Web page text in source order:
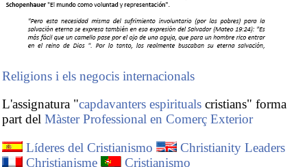
Religions i els negocis internacionals
L'assignatura "capdavanters espirituals cristians" forma
part del Màster Professional en Comerç Exterior
Líderes del Cristianismo
Christianity Leaders
Christianisme
Cristianismo